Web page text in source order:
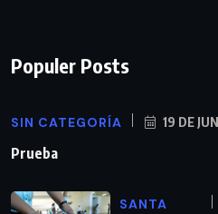
Populer Posts
SIN CATEGORÍA 19 DE
Prueba
SANTA